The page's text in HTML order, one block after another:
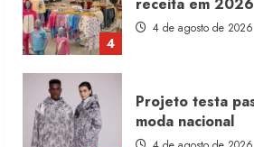
4
4 de agosto de 2026
moda nacional
4 de agosto de 2026